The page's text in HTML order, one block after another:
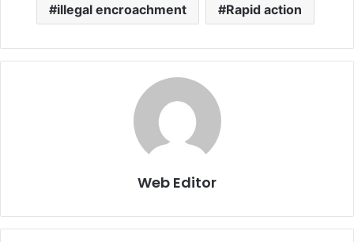
illegal encroachment Rapid action
Web Editor